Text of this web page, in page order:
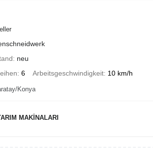
neu
6 Arbeitsgeschwindigkeit 10 km/h
Konya
MAKİNALARI